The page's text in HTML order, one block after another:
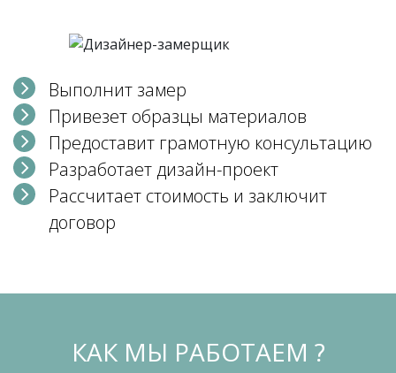
Выполнит замер
Привезет образцы материалов
Предоставит грамотную консультацию
Разработает дизайн-проект
Рассчитает стоимость и заключит
договор
КАК МЫ РАБОТАЕМ ?